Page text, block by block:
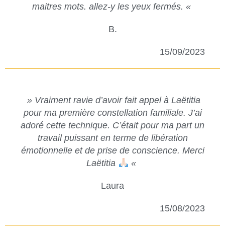
maitres mots. allez-y les yeux fermés. «
B.
15/09/2023
» Vraiment ravie d’avoir fait appel à Laëtitia
pour ma première constellation familiale. J’ai
adoré cette technique. C’était pour ma part un
travail puissant en terme de libération
émotionnelle et de prise de conscience. Merci
Laëtitia
«
Laura
15/08/2023